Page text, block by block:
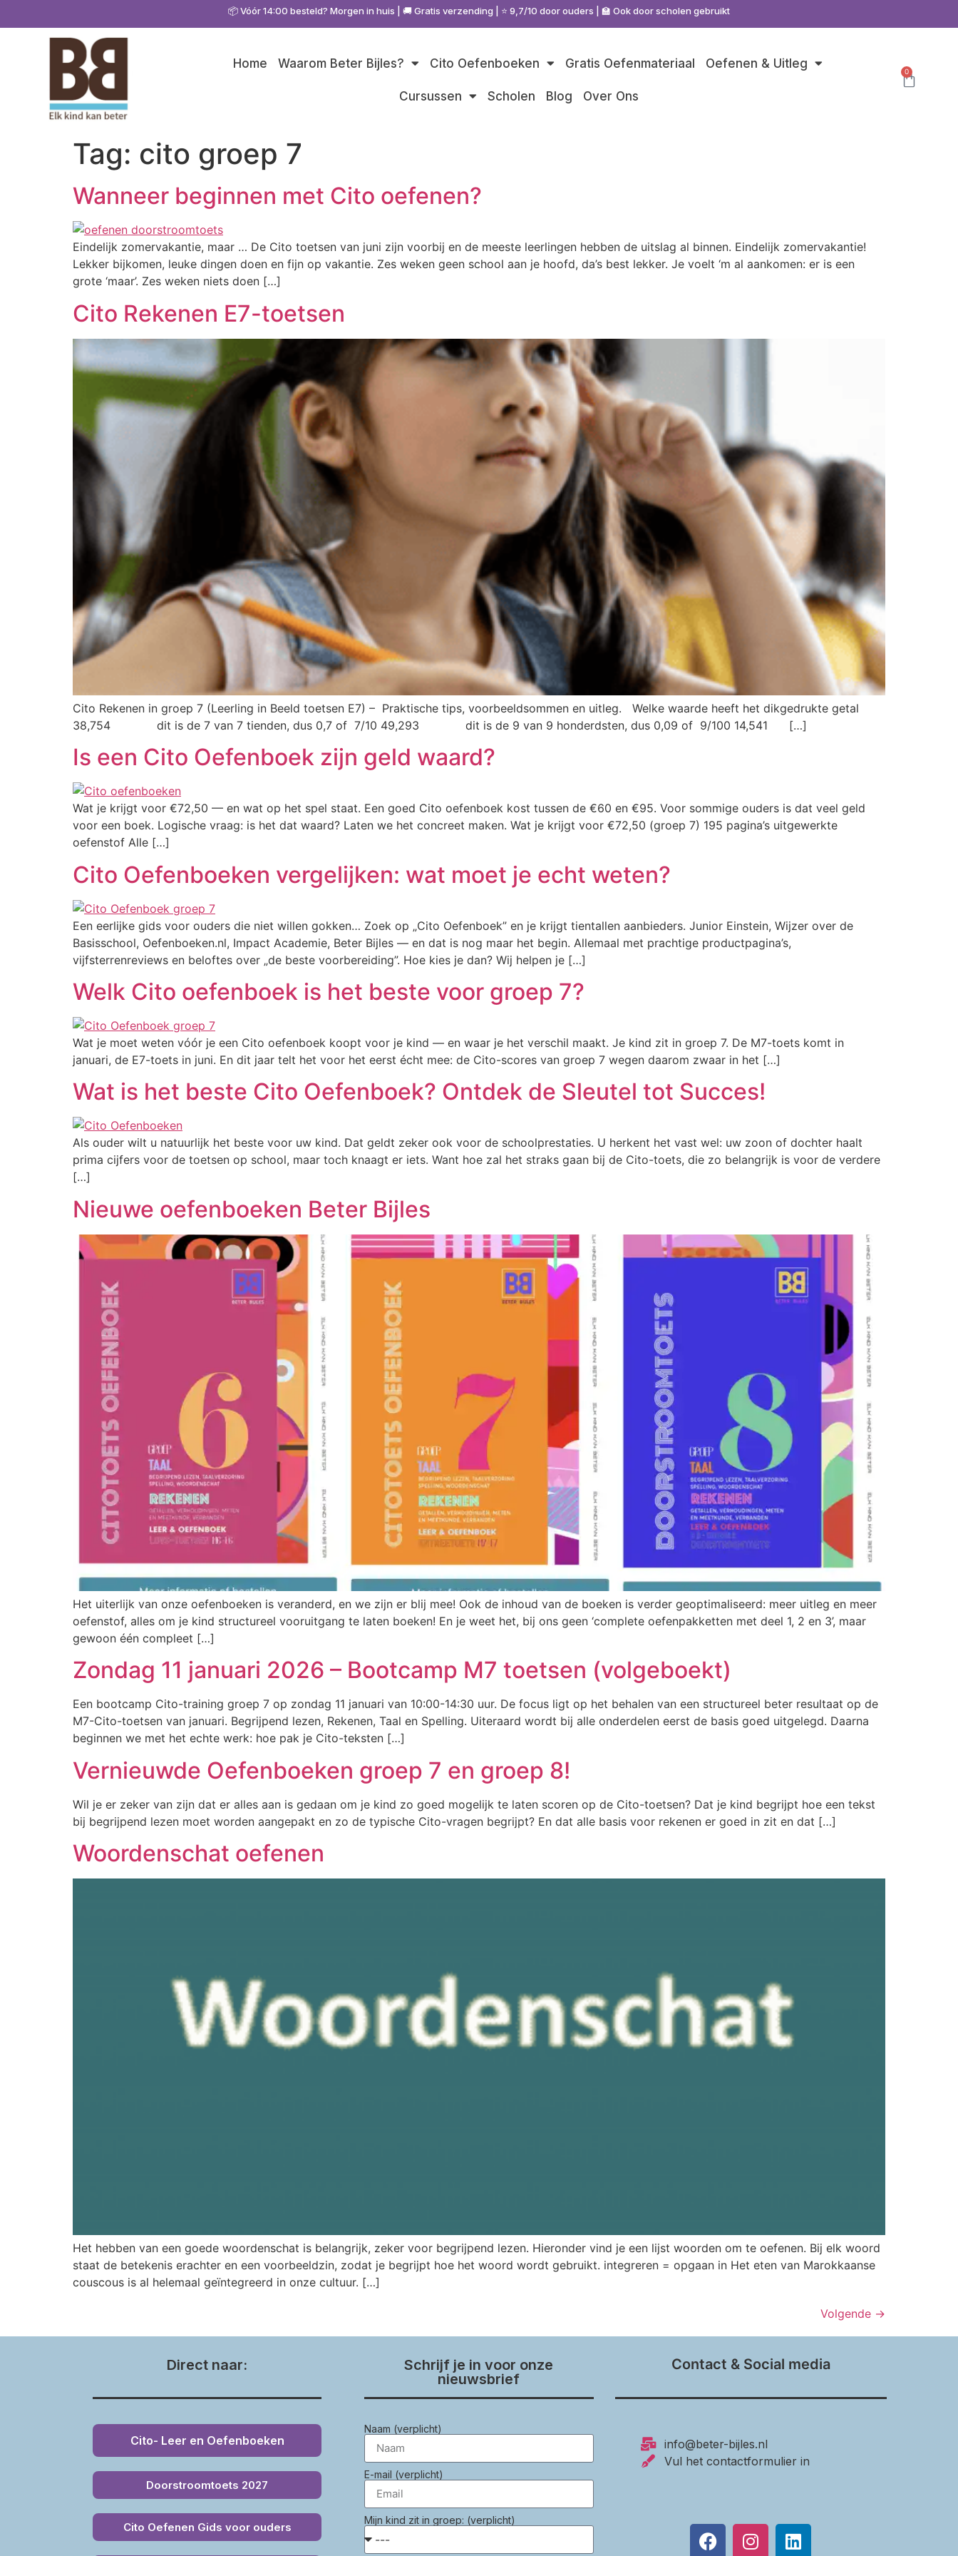
📦 Vóór 14:00 besteld? Morgen in huis | 🚚 Gratis verzending | ⭐ 9,7/10 door ouders | 🏫 Ook door scholen gebruikt
Home Waarom Beter Bijles? Cito Oefenboeken Gratis Oefenmateriaal Oefenen & Uitleg
Cursussen Scholen Blog Over Ons
0
Tag: cito groep 7
Wanneer beginnen met Cito oefenen?
Eindelijk zomervakantie, maar … De Cito toetsen van juni zijn voorbij en de meeste leerlingen hebben de uitslag al binnen. Eindelijk zomervakantie!
Lekker bijkomen, leuke dingen doen en fijn op vakantie. Zes weken geen school aan je hoofd, da’s best lekker. Je voelt ‘m al aankomen: er is een
grote ‘maar’. Zes weken niets doen […]
Cito Rekenen E7-toetsen
Cito Rekenen in groep 7 (Leerling in Beeld toetsen E7) – Praktische tips, voorbeeldsommen en uitleg. Welke waarde heeft het dikgedrukte getal
38,754 dit is de 7 van 7 tienden, dus 0,7 of 7/10 49,293 dit is de 9 van 9 honderdsten, dus 0,09 of 9/100 14,541 […]
Is een Cito Oefenboek zijn geld waard?
Wat je krijgt voor €72,50 — en wat op het spel staat. Een goed Cito oefenboek kost tussen de €60 en €95. Voor sommige ouders is dat veel geld
voor een boek. Logische vraag: is het dat waard? Laten we het concreet maken. Wat je krijgt voor €72,50 (groep 7) 195 pagina’s uitgewerkte
oefenstof Alle […]
Cito Oefenboeken vergelijken: wat moet je echt weten?
Een eerlijke gids voor ouders die niet willen gokken… Zoek op „Cito Oefenboek” en je krijgt tientallen aanbieders. Junior Einstein, Wijzer over de
Basisschool, Oefenboeken.nl, Impact Academie, Beter Bijles — en dat is nog maar het begin. Allemaal met prachtige productpagina’s,
vijfsterrenreviews en beloftes over „de beste voorbereiding”. Hoe kies je dan? Wij helpen je […]
Welk Cito oefenboek is het beste voor groep 7?
Wat je moet weten vóór je een Cito oefenboek koopt voor je kind — en waar je het verschil maakt. Je kind zit in groep 7. De M7-toets komt in
januari, de E7-toets in juni. En dit jaar telt het voor het eerst écht mee: de Cito-scores van groep 7 wegen daarom zwaar in het […]
Wat is het beste Cito Oefenboek? Ontdek de Sleutel tot Succes!
Als ouder wilt u natuurlijk het beste voor uw kind. Dat geldt zeker ook voor de schoolprestaties. U herkent het vast wel: uw zoon of dochter haalt
prima cijfers voor de toetsen op school, maar toch knaagt er iets. Want hoe zal het straks gaan bij de Cito-toets, die zo belangrijk is voor de verdere
[…]
Nieuwe oefenboeken Beter Bijles
Het uiterlijk van onze oefenboeken is veranderd, en we zijn er blij mee! Ook de inhoud van de boeken is verder geoptimaliseerd: meer uitleg en meer
oefenstof, alles om je kind structureel vooruitgang te laten boeken! En je weet het, bij ons geen ‘complete oefenpakketten met deel 1, 2 en 3’, maar
gewoon één compleet […]
Zondag 11 januari 2026 – Bootcamp M7 toetsen (volgeboekt)
Een bootcamp Cito-training groep 7 op zondag 11 januari van 10:00-14:30 uur. De focus ligt op het behalen van een structureel beter resultaat op de
M7-Cito-toetsen van januari. Begrijpend lezen, Rekenen, Taal en Spelling. Uiteraard wordt bij alle onderdelen eerst de basis goed uitgelegd. Daarna
beginnen we met het echte werk: hoe pak je Cito-teksten […]
Vernieuwde Oefenboeken groep 7 en groep 8!
Wil je er zeker van zijn dat er alles aan is gedaan om je kind zo goed mogelijk te laten scoren op de Cito-toetsen? Dat je kind begrijpt hoe een tekst
bij begrijpend lezen moet worden aangepakt en zo de typische Cito-vragen begrijpt? En dat alle basis voor rekenen er goed in zit en dat […]
Woordenschat oefenen
Het hebben van een goede woordenschat is belangrijk, zeker voor begrijpend lezen. Hieronder vind je een lijst woorden om te oefenen. Bij elk woord
staat de betekenis erachter en een voorbeeldzin, zodat je begrijpt hoe het woord wordt gebruikt. integreren = opgaan in Het eten van Marokkaanse
couscous is al helemaal geïntegreerd in onze cultuur. […]
Volgende →
Direct naar:
Cito- Leer en Oefenboeken
Doorstroomtoets 2027
Cito Oefenen Gids voor ouders
Schrijf je in voor onze
nieuwsbrief
Naam (verplicht)
E-mail (verplicht)
Mijn kind zit in groep: (verplicht)
Contact & Social media
info@beter-bijles.nl
Vul het contactformulier in